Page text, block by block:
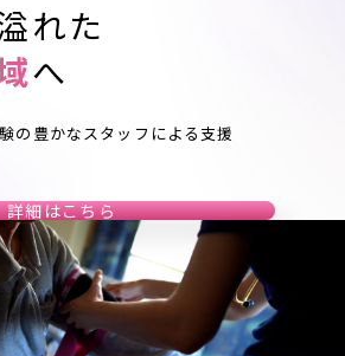
れた
へ
の豊かなスタッフによる支援
詳細はこちら